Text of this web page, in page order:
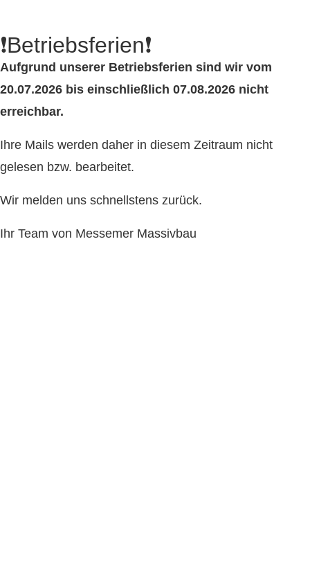
❗Betriebsferien❗
Aufgrund unserer Betriebsferien sind wir vom
20.07.2026 bis einschließlich 07.08.2026 nicht
erreichbar.
Ihre Mails werden daher in diesem Zeitraum nicht
gelesen bzw. bearbeitet.
Wir melden uns schnellstens zurück.
Ihr Team von Messemer Massivbau